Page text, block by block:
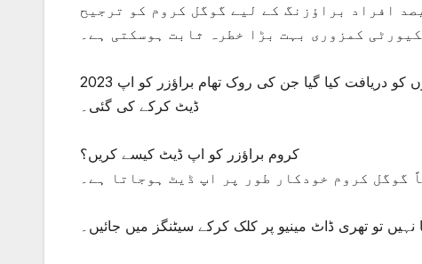
رہے کہ دنیا بھر میں انٹرنیٹ استعمال کرنے والے 50 سے 60 فیصد افراد براؤزنگ کے لیے گوگل کروم کو ترجیح
کمزوری بہت بڑا خطرہ ثابت ہوسکتی ہے۔
2023 کے دوران گوگل کی جانب سے اس طرح کی 7 بڑی سکیورٹی کمزوریوں کو دریافت کیا گیا جن کی روک تھام براؤزر کو اپ
ڈیٹ کرکے کی گئی۔
کروم براؤزر کو اپ ڈیٹ کیسے کریں؟
گوگل کروم خودکار طور پر اپ ڈیٹ ہوجاتا ہے۔
تو تھری ڈاٹ مینیو پر کلک کرکے سیٹنگز میں جائیں۔